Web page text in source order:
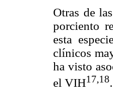
Otras de
porciento
esta
clínicos
ha visto
el VIH17,18.